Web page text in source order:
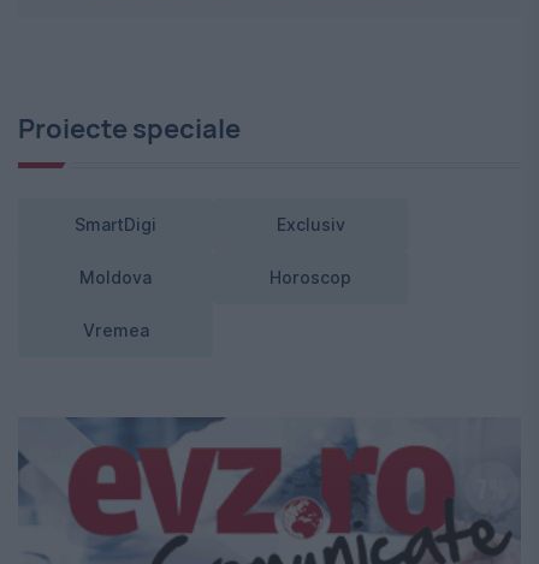
Proiecte speciale
SmartDigi Exclusiv
Moldova Horoscop
Vremea